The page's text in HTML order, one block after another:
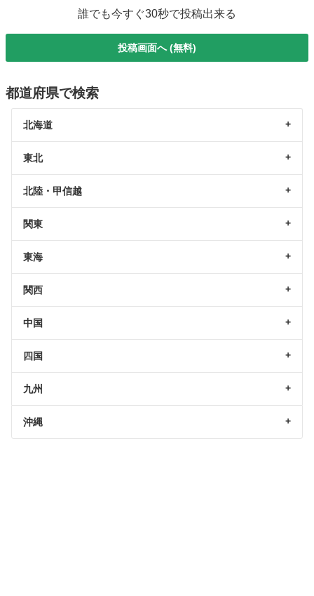
誰でも今すぐ30秒で投稿出来る
投稿画面へ (無料)
都道府県で検索
北海道
東北
北陸・甲信越
関東
東海
関西
中国
四国
九州
沖縄